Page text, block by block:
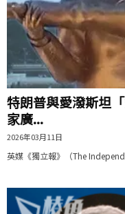
特朗普與愛潑斯坦
家廣...
2026年03月11日
英媒《獨立報》（The